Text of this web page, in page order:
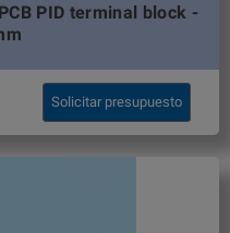
PID terminal block -
Solicitar presupuesto